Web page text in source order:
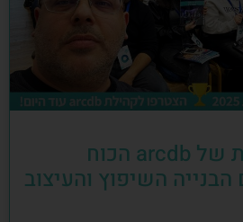
הקהילה העסקית של arcdb הכוח
השיפוץ והעיצוב